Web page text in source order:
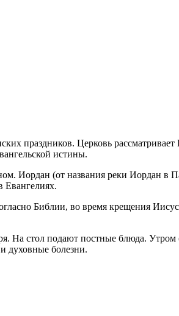
праздников. Церковь рассматривает
истины.
Иордан (от названия реки Иордан в
Евангелиях.
Библии, во время крещения
На стол подают постные блюда.
духовные болезни.